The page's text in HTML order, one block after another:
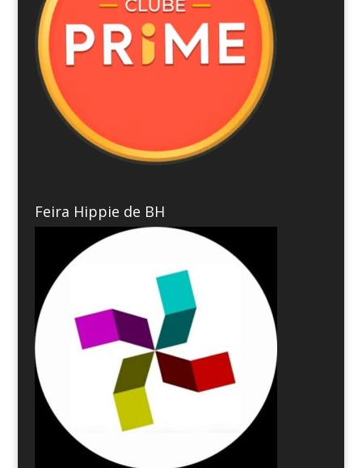
Feira Hippie de BH